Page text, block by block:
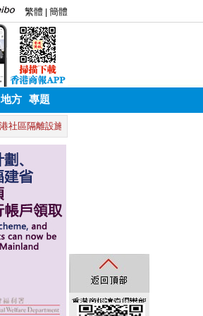
地方 專題